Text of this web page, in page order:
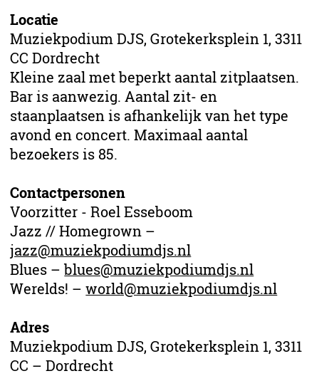
Locatie
Muziekpodium DJS, Grotekerksplein 1, 3311
CC Dordrecht
Kleine zaal met beperkt aantal zitplaatsen.
Bar is aanwezig. Aantal zit- en
staanplaatsen is afhankelijk van het type
avond en concert. Maximaal aantal
bezoekers is 85.
Contactpersonen
Voorzitter - Roel Esseboom
Jazz // Homegrown –
jazz@muziekpodiumdjs.nl
Blues –blues@muziekpodiumdjs.nl
Werelds! –world@muziekpodiumdjs.nl
Adres
Muziekpodium DJS, Grotekerksplein 1, 3311
CC – Dordrecht